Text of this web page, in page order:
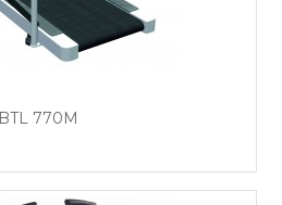
BTL 770M